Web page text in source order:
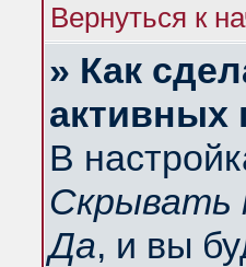
Вернуться к
» Как
активных
В
Скрывать
Да, и вы